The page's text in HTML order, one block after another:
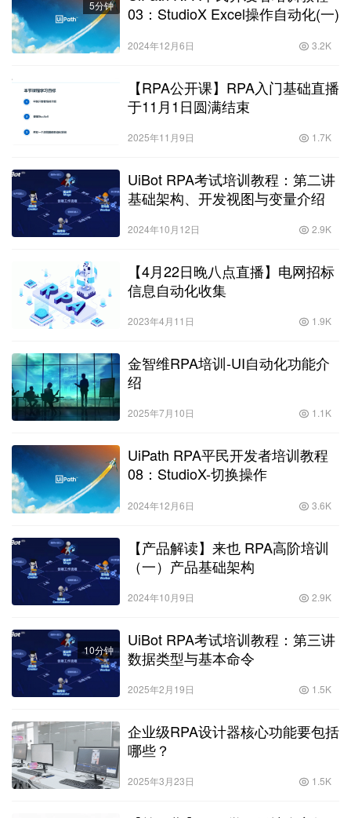
5分钟
03：StudioX Excel操作自动化(一)
2024年12月6日 3.2K
【RPA公开课】RPA入门基础直播
于11月1日圆满结束
2025年11月9日 1.7K
UiBot RPA考试培训教程：第二讲
基础架构、开发视图与变量介绍
2024年10月12日 2.9K
【4月22日晚八点直播】电网招标
信息自动化收集
2023年4月11日 1.9K
金智维RPA培训-UI自动化功能介
绍
2025年7月10日 1.1K
UiPath RPA平民开发者培训教程
08：StudioX-切换操作
2024年12月6日 3.6K
【产品解读】来也 RPA高阶培训
（一）产品基础架构
2024年10月9日 2.9K
10分钟
UiBot RPA考试培训教程：第三讲
数据类型与基本命令
2025年2月19日 1.5K
企业级RPA设计器核心功能要包括
哪些？
2025年3月23日 1.5K